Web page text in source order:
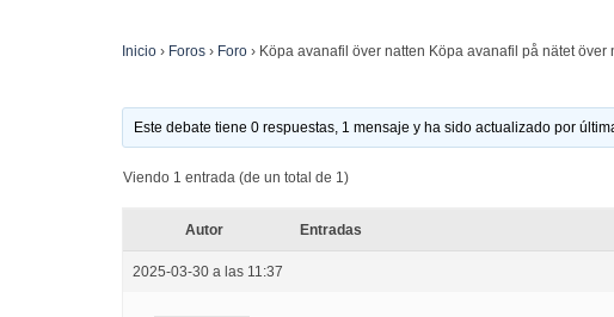
Inicio › Foros › Foro › Köpa avanafil över natten Köpa avanafil på nätet över
Este debate tiene 0 respuestas, 1 mensaje y ha sido actualizado por
Viendo 1 entrada (de un total de 1)
Autor Entradas
2025-03-30 a las 11:37